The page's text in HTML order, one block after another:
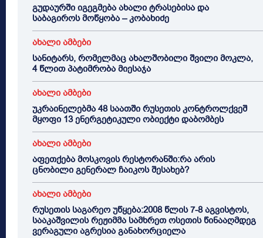
გუდაურში იგეგმება ახალი ტრასებისა და
საბაგიროს მოწყობა – კობახიძე
ახალი ამბები
სანიტარს, რომელმაც ახალშობილი შვილი მოკლა,
4 წლით პატიმრობა მიესაჯა
ახალი ამბები
უკრაინელებმა 48 საათში რუსეთის კონტროლქვეშ
მყოფი 13 ენერგეტიკული ობიექტი დაბომბეს
ახალი ამბები
აფეთქება მოსკოვის რესტორანში:რა არის
ცნობილი გენერალ ჩაიკოს შესახებ?
ახალი ამბები
რუსეთის საგარეო უწყება:2008 წლის 7-8 აგვისტოს,
სააკაშვილის რეჟიმმა სამხრეთ ოსეთის წინააღმდეგ
ვერაგული აგრესია განახორციელა